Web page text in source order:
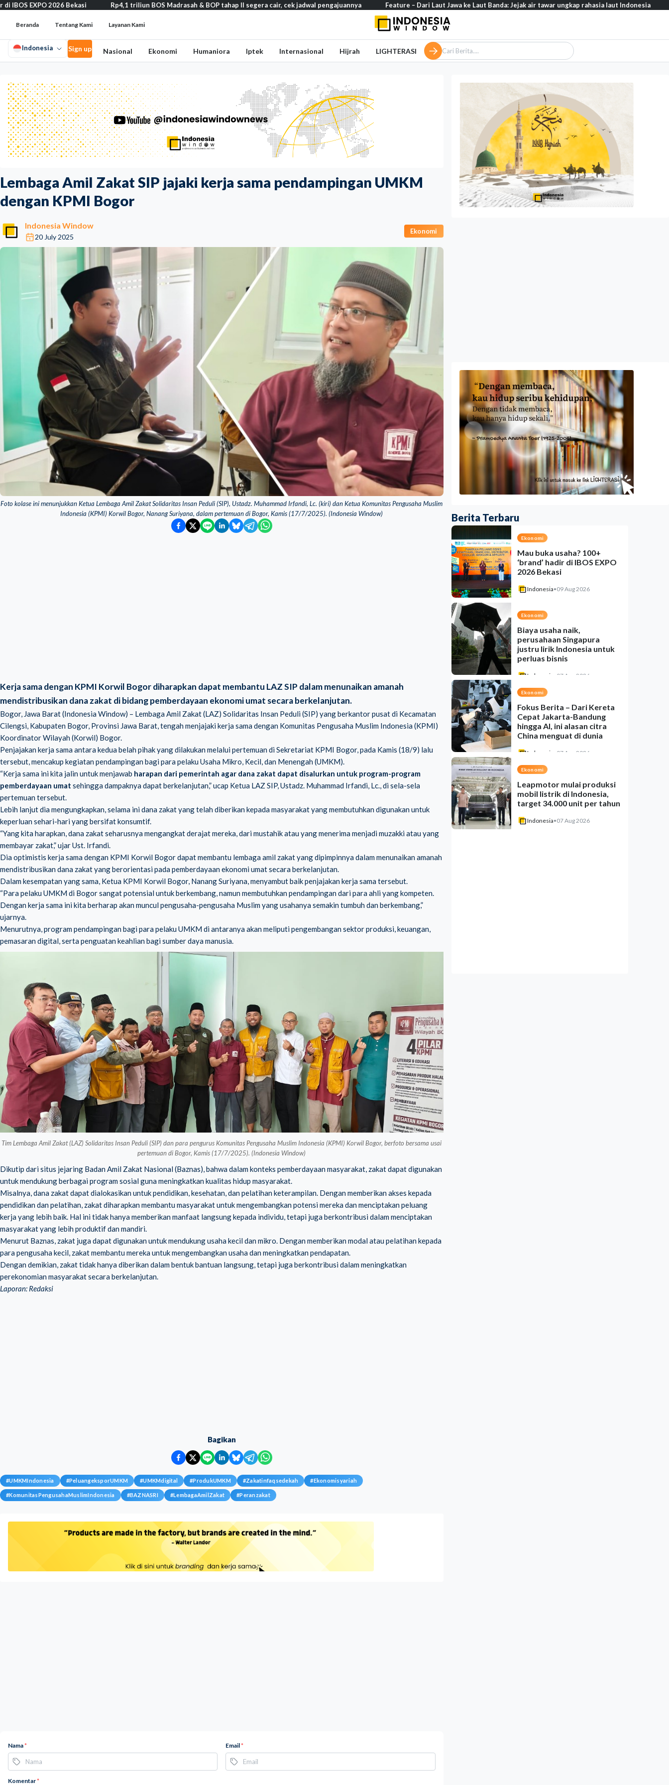
Lembaga Amil Zakat SIP jajaki kerja sama pendampingan UMKM
dengan KPMI Bogor
Indonesia Window
20 July 2025
Ekonomi
Foto kolase ini menunjukkan Ketua Lembaga Amil Zakat Solidaritas Insan Peduli (SIP), Ustadz. Muhammad Irfandi, Lc. (kiri) dan Ketua Komunitas Pengusaha Muslim
Indonesia (KPMI) Korwil Bogor, Nanang Suriyana, dalam pertemuan di Bogor, Kamis (17/7/2025). (Indonesia Window)
Kerja sama dengan KPMI Korwil Bogor diharapkan dapat membantu LAZ SIP dalam menunaikan amanah
mendistribusikan dana zakat di bidang pemberdayaan ekonomi umat secara berkelanjutan.
Bogor, Jawa Barat (Indonesia Window) – Lembaga Amil Zakat (LAZ) Solidaritas Insan Peduli (SIP) yang berkantor pusat di Kecamatan
Cilengsi, Kabupaten Bogor, Provinsi Jawa Barat, tengah menjajaki kerja sama dengan Komunitas Pengusaha Muslim Indonesia (KPMI)
Koordinator Wilayah (Korwil) Bogor.
Penjajakan kerja sama antara kedua belah pihak yang dilakukan melalui pertemuan di Sekretariat KPMI Bogor, pada Kamis (18/9) lalu
tersebut, mencakup kegiatan pendampingan bagi para pelaku Usaha Mikro, Kecil, dan Menengah (UMKM).
“Kerja sama ini kita jalin untuk menjawab harapan dari pemerintah agar dana zakat dapat disalurkan untuk program-program
pemberdayaan umat sehingga dampaknya dapat berkelanjutan,” ucap Ketua LAZ SIP, Ustadz. Muhammad Irfandi, Lc., di sela-sela
pertemuan tersebut.
Lebih lanjut dia mengungkapkan, selama ini dana zakat yang telah diberikan kepada masyarakat yang membutuhkan digunakan untuk
keperluan sehari-hari yang bersifat konsumtif.
“Yang kita harapkan, dana zakat seharusnya mengangkat derajat mereka, dari mustahik atau yang menerima menjadi muzakki atau yang
membayar zakat,” ujar Ust. Irfandi.
Dia optimistis kerja sama dengan KPMI Korwil Bogor dapat membantu lembaga amil zakat yang dipimpinnya dalam menunaikan amanah
mendistribusikan dana zakat yang berorientasi pada pemberdayaan ekonomi umat secara berkelanjutan.
Dalam kesempatan yang sama, Ketua KPMI Korwil Bogor, Nanang Suriyana, menyambut baik penjajakan kerja sama tersebut.
“Para pelaku UMKM di Bogor sangat potensial untuk berkembang, namun membutuhkan pendampingan dari para ahli yang kompeten.
Dengan kerja sama ini kita berharap akan muncul pengusaha-pengusaha Muslim yang usahanya semakin tumbuh dan berkembang,”
ujarnya.
Menurutnya, program pendampingan bagi para pelaku UMKM di antaranya akan meliputi pengembangan sektor produksi, keuangan,
pemasaran digital, serta penguatan keahlian bagi sumber daya manusia.
Tim Lembaga Amil Zakat (LAZ) Solidaritas Insan Peduli (SIP) dan para pengurus Komunitas Pengusaha Muslim Indonesia (KPMI) Korwil Bogor, berfoto bersama usai
pertemuan di Bogor, Kamis (17/7/2025). (Indonesia Window)
Dikutip dari situs jejaring Badan Amil Zakat Nasional (Baznas), bahwa dalam konteks pemberdayaan masyarakat, zakat dapat digunakan
untuk mendukung berbagai program sosial guna meningkatkan kualitas hidup masyarakat.
Misalnya, dana zakat dapat dialokasikan untuk pendidikan, kesehatan, dan pelatihan keterampilan. Dengan memberikan akses kepada
pendidikan dan pelatihan, zakat diharapkan membantu masyarakat untuk mengembangkan potensi mereka dan menciptakan peluang
kerja yang lebih baik. Hal ini tidak hanya memberikan manfaat langsung kepada individu, tetapi juga berkontribusi dalam menciptakan
masyarakat yang lebih produktif dan mandiri.
Menurut Baznas, zakat juga dapat digunakan untuk mendukung usaha kecil dan mikro. Dengan memberikan modal atau pelatihan kepada
para pengusaha kecil, zakat membantu mereka untuk mengembangkan usaha dan meningkatkan pendapatan.
Dengan demikian, zakat tidak hanya diberikan dalam bentuk bantuan langsung, tetapi juga berkontribusi dalam meningkatkan
perekonomian masyarakat secara berkelanjutan.
Laporan: Redaksi
Bagikan
#UMKMIndonesia #PeluangeksporUMKM #UMKMdigital #ProdukUMKM #Zakatinfaqsedekah #Ekonomisyariah
#KomunitasPengusahaMuslimIndonesia #BAZNASRI #LembagaAmilZakat #Peranzakat
Nama* Email*
Komentar*
Berita Terbaru
Ekonomi
Mau buka usaha? 100+
‘brand’ hadir di IBOS EXPO
2026 Bekasi
Indonesia•09 Aug 2026
Ekonomi
Biaya usaha naik,
perusahaan Singapura
justru lirik Indonesia untuk
perluas bisnis
Indonesia 07 Aug 2026
Ekonomi
Fokus Berita – Dari Kereta
Cepat Jakarta-Bandung
hingga AI, ini alasan citra
China menguat di dunia
Indonesia 07 Aug 2026
Ekonomi
Leapmotor mulai produksi
mobil listrik di Indonesia,
target 34.000 unit per tahun
Indonesia•07 Aug 2026
Bekasi Rp4,1 triliun BOS Madrasah & BOP tahap II segera cair, cek jadwal pengajuannya Feature – Dari Laut Jawa ke Laut Banda: Jejak air tawar ungkap rahasia laut Indonesia Opini -
Beranda Tentang Kami Layanan Kami
Indonesia Sign up Nasional Ekonomi Humaniora Iptek Internasional Hijrah LIGHTERASI